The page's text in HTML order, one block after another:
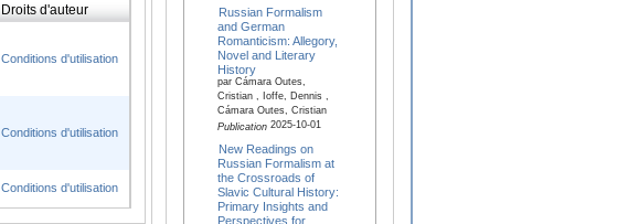
Droits d'auteur
Conditions d'utilisation
Conditions d'utilisation
Conditions d'utilisation
Russian Formalism
and German
Romanticism: Allegory,
Novel and Literary
History
par Cámara Outes,
Cristian , Ioffe, Dennis ,
Cámara Outes, Cristian
Publication2025-10-01
New Readings on
Russian Formalism at
the Crossroads of
Slavic Cultural History:
Primary Insights and
Perspectives for